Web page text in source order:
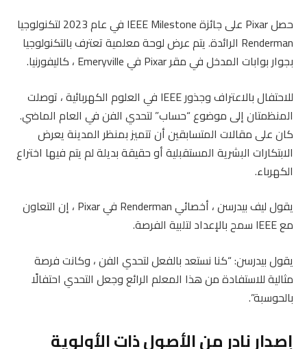
حصل Pixar على جائزة IEEE Milestone في عام 2023 لتكنولوجيا
Renderman الرائدة. يتم عرض لوحة معلمية تعترف بالتكنولوجيا
بجوار بوابات المدخل في مقر Pixar في Emeryville ، كاليفورنيا.
للاحتفال بالاعتراف وجذور IEEE في العلوم الكهربائية ، توصلت
المنظمتان إلى موضوع “حساب” لتحدي الفن في العام الماضي.
كان على مقالات المتسابقين أن تتميز بمنظر المدينة يعرض
الابتكارات البشرية المستقبلية أو حقيقة بديلة لم يتم فيها اختراع
الكهرباء.
يقول ليف بيدرسن ، أخصائي Renderman في Pixar ، إن التعاون
مع IEEE سمح بالإعداد لتلبية الفرصة.
يقول بيدرسن: “كنا نستعد بالفعل لتحدي الفن ، وكانت فرصة
مثالية للاستفادة من هذا المعلم الرائع وجعل التحدي احتفالًا
بالحوسبة”.
إصدار نادر من الأصول ذات الأولوية